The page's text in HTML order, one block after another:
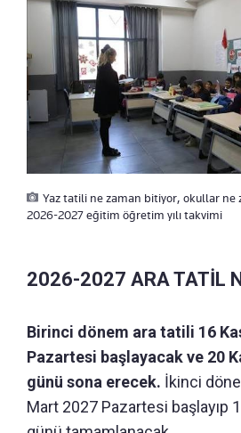
Yaz tatili ne zaman bitiyor, okullar ne
2026-2027 eğitim öğretim yılı takvimi
2026-2027 ARA TATİL
Birinci dönem ara tatili 16
Pazartesi başlayacak ve 20
günü sona erecek. İkinci
Mart 2027 Pazartesi başlayıp